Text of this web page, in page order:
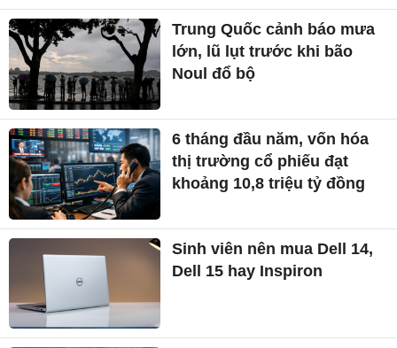
Trung Quốc cảnh báo mưa
lớn, lũ lụt trước khi bão
Noul đổ bộ
6 tháng đầu năm, vốn hóa
thị trường cổ phiếu đạt
khoảng 10,8 triệu tỷ đồng
Sinh viên nên mua Dell 14,
Dell 15 hay Inspiron